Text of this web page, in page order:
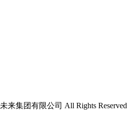
来集团有限公司 All Rights Reserved